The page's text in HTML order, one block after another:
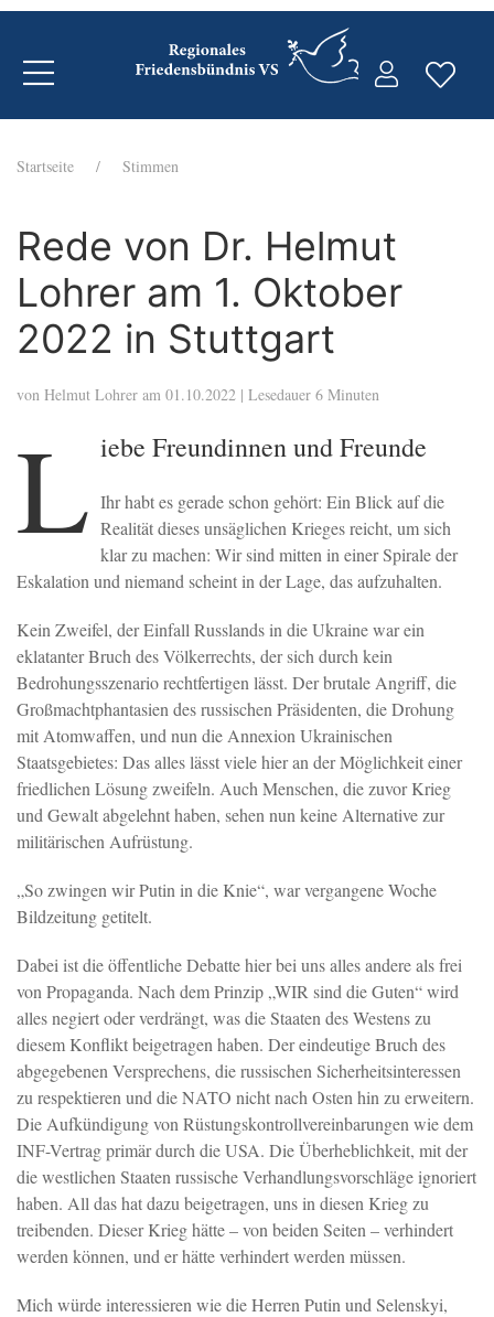
Startseite Stimmen
Rede von Dr. Helmut
Lohrer am 1. Oktober
2022 in Stuttgart
von Helmut Lohrer am 01.10.2022 | Lesedauer 6 Minuten
L iebe Freundinnen und Freunde
Ihr habt es gerade schon gehört: Ein Blick auf die
Realität dieses unsäglichen Krieges reicht, um sich
klar zu machen: Wir sind mitten in einer Spirale der
Eskalation und niemand scheint in der Lage, das aufzuhalten.
Kein Zweifel, der Einfall Russlands in die Ukraine war ein
eklatanter Bruch des Völkerrechts, der sich durch kein
Bedrohungsszenario rechtfertigen lässt. Der brutale Angriff, die
Großmachtphantasien des russischen Präsidenten, die Drohung
mit Atomwaffen, und nun die Annexion Ukrainischen
Staatsgebietes: Das alles lässt viele hier an der Möglichkeit einer
friedlichen Lösung zweifeln. Auch Menschen, die zuvor Krieg
und Gewalt abgelehnt haben, sehen nun keine Alternative zur
militärischen Aufrüstung.
„So zwingen wir Putin in die Knie“, war vergangene Woche
Bildzeitung getitelt.
Dabei ist die öffentliche Debatte hier bei uns alles andere als frei
von Propaganda. Nach dem Prinzip „WIR sind die Guten“ wird
alles negiert oder verdrängt, was die Staaten des Westens zu
diesem Konflikt beigetragen haben. Der eindeutige Bruch des
abgegebenen Versprechens, die russischen Sicherheitsinteressen
zu respektieren und die NATO nicht nach Osten hin zu erweitern.
Die Aufkündigung von Rüstungskontrollvereinbarungen wie dem
INF-Vertrag primär durch die USA. Die Überheblichkeit, mit der
die westlichen Staaten russische Verhandlungsvorschläge ignoriert
haben. All das hat dazu beigetragen, uns in diesen Krieg zu
treibenden. Dieser Krieg hätte – von beiden Seiten – verhindert
werden können, und er hätte verhindert werden müssen.
Mich würde interessieren wie die Herren Putin und Selenskyi,